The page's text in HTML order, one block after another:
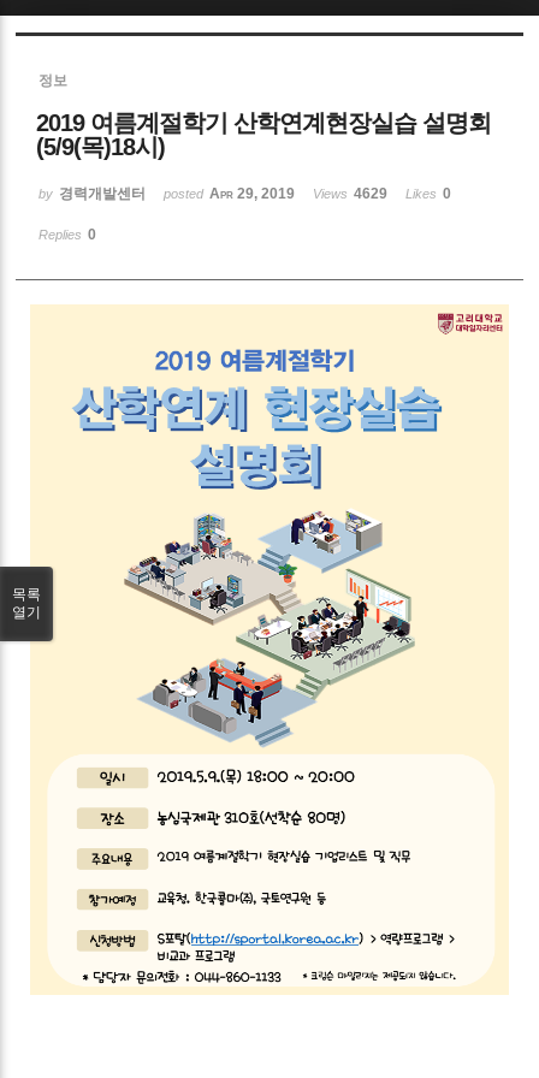
정보
2019 여름계절학기 산학연계현장실습 설명회
(5/9(목)18시)
by 경력개발센터 posted Apr 29, 2019 Views 4629 Likes 0
Replies 0
목록
열기
Sketchbook5, 스케치북5
Sketchbook5, 스케치북5